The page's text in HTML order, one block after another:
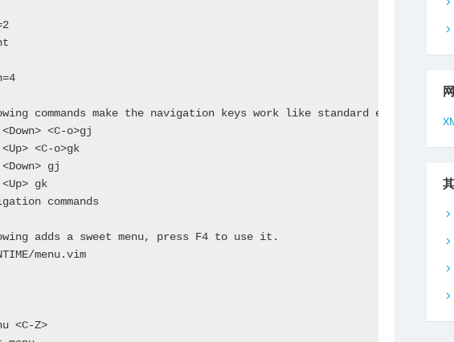
commands make the navigation keys work like standard editors
<C-o>gj
<C-o>gk
gj
gk
commands
adds a sweet menu, press F4 to use it.
menu.vim
<C-Z>